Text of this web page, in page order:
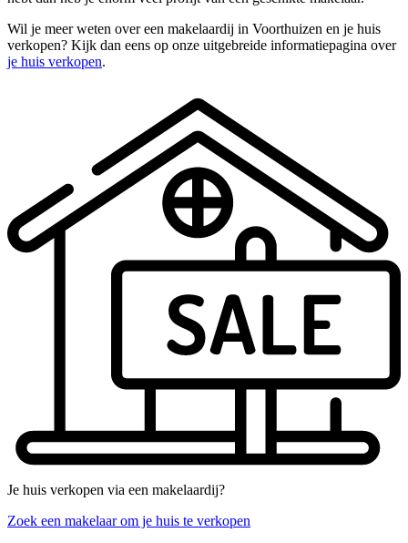
Wil je meer weten over een makelaardij in Voorthuizen en je huis
verkopen? Kijk dan eens op onze uitgebreide informatiepagina over
je huis verkopen.
Je huis verkopen via een makelaardij?
Zoek een makelaar om je huis te verkopen